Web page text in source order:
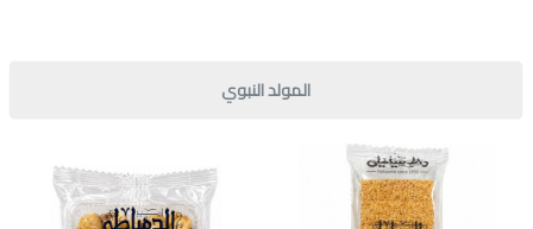
المولد النبوي